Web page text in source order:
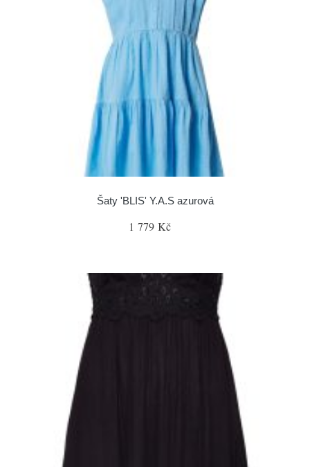
Šaty 'BLIS' Y.A.S azurová
1 779 Kč